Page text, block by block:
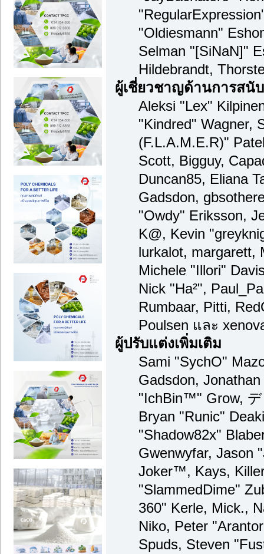
"Oldiesmann"
Selman "[SiNaN]"
Hildebrandt,
ผู้เชี่ยวชาญด้านการสนั
Aleksi "Lex"
"Kindred" Wagner,
(F.L.A.M.E.R)"
Scott, Bigguy,
Duncan85, Eliana
Gadsdon,
"Owdy" Eriksson,
K@, Kevin
lurkalot, margarett,
Michele "Illori"
Nick "Ha²",
Rumbaar, Pitti,
Poulsen และ
ผู้ปรับแต่งเพิ่มเติม
Sami "SychO"
Gadsdon,
"IchBin™" Grow,
Bryan "Runic"
"Shadow82x"
Gwenwyfar, Jason
Joker™, Kays,
"SlammedDime"
360" Kerle, Mick.,
Niko, Peter
Spuds, Steven